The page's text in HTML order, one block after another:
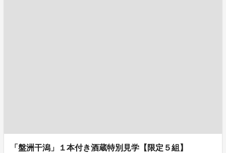
「盤洲干潟」１本付き酒蔵特別見学【限定５組】